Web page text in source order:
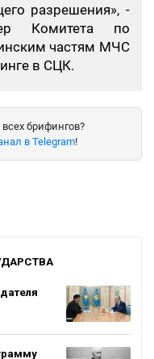
разрешения», -
Комитета по
частям МЧС
в СЦК.
всех брифингов?
в Telegram!